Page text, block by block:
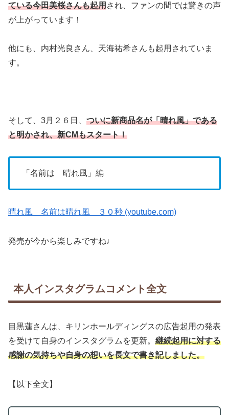
ている今田美桜さんも起用され、ファンの間では驚きの声
が上がっています！
他にも、内村光良さん、天海祐希さんも起用されていま
す。
そして、3月２６日、 ついに新商品名が「晴れ風」である
と明かされ、新CMもスタート！
「名前は 晴れ風」編
晴れ風 名前は晴れ風 ３０秒 (youtube.com)
発売が今から楽しみですね♩
本人インスタグラムコメント全文
目黒蓮さんは、キリンホールディングスの広告起用の発表
を受けて自身のインスタグラムを更新。 継続起用に対する
感謝の気持ちや自身の想いを長文で書き記しました。
【以下全文】